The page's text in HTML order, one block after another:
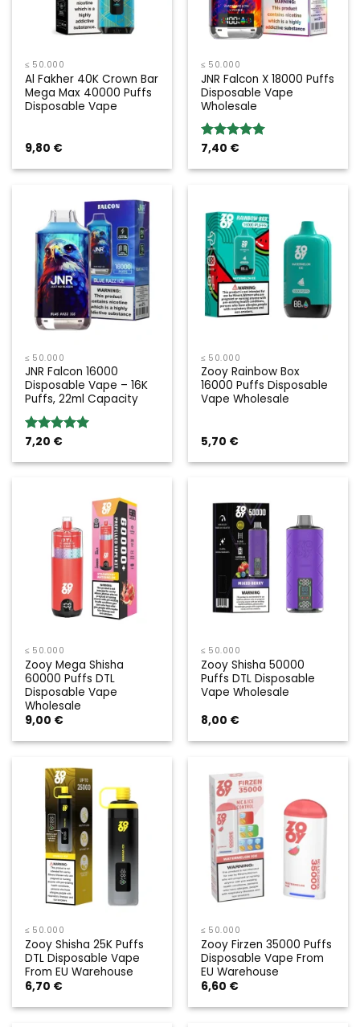
≤ 50.000
Al Fakher 40K Crown Bar
Mega Max 40000 Puffs
Disposable Vape
9,80 €
≤ 50.000
JNR Falcon X 18000 Puffs
Disposable Vape
Wholesale
Bewertung:
7,40 €
≤ 50.000
JNR Falcon 16000
Disposable Vape – 16K
Puffs, 22ml Capacity
Bewertung:
7,20 €
≤ 50.000
Zooy Rainbow Box
16000 Puffs Disposable
Vape Wholesale
5,70 €
≤ 50.000
Zooy Mega Shisha
60000 Puffs DTL
Disposable Vape
Wholesale
9,00 €
≤ 50.000
Zooy Shisha 50000
Puffs DTL Disposable
Vape Wholesale
8,00 €
≤ 50.000
Zooy Shisha 25K Puffs
DTL Disposable Vape
From EU Warehouse
6,70 €
≤ 50.000
Zooy Firzen 35000 Puffs
Disposable Vape From
EU Warehouse
6,60 €